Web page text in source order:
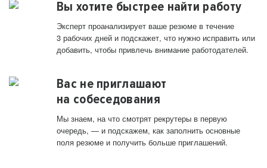
Вы хотите быстрее найти работу
Эксперт проанализирует ваше резюме в течение
3 рабочих дней и подскажет, что нужно исправить или
добавить, чтобы привлечь внимание работодателей.
Вас не приглашают
на собеседования
Мы знаем, на что смотрят рекрутеры в первую
очередь, — и подскажем, как заполнить основные
поля резюме и получить больше приглашений.